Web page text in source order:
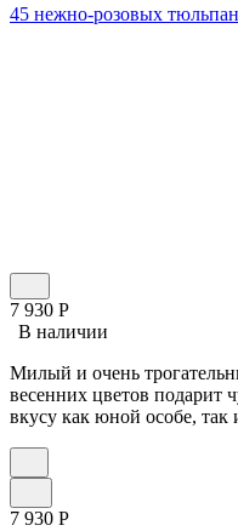
45 нежно-розовых
7 930 Р
В наличии
Милый и очень
весенних цветов подарит
вкусу как юной особе, так
7 930 Р